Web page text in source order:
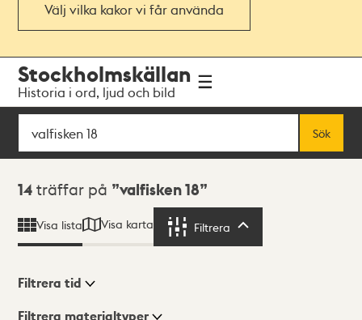
Välj vilka kakor vi får använda
navigationen
huvudinnehållet
Stockholmskällan
Historia i ord, ljud och bild
Sök
Sök
Sökresultat
14 träffar på valfisken 18
Visa lista Visa karta Filtrera
Filtrera tid
Filtrera materialtyper